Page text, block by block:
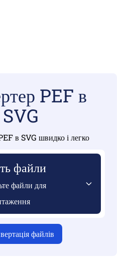
PEF в
SVG
в SVG швидко і легко
файли
файли для
файлів